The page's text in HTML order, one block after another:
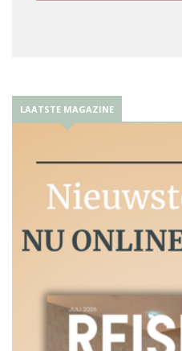
LAATSTE MAGAZINE